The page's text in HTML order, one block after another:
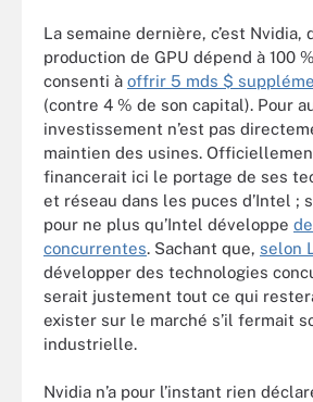
La semaine dernière, c’est Nvidia,
production de GPU dépend à 100
consenti à offrir 5 mds $
(contre 4 % de son capital). Pour
investissement n’est pas
maintien des usines.
financerait ici le portage de ses
et réseau dans les puces d’Intel ;
pour ne plus qu’Intel développe
concurrentes. Sachant que, selon
développer des technologies
serait justement tout ce qui
exister sur le marché s’il fermait
industrielle.
Nvidia n’a pour l’instant rien